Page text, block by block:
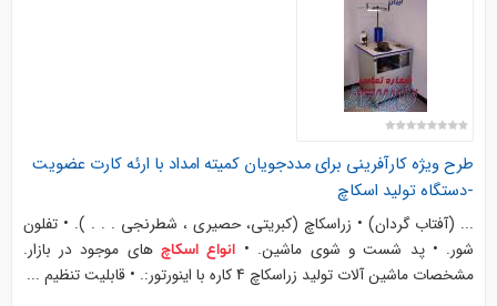
طرح ویژه کارآفرینی برای مددجویان کمیته امداد با ارئه کارت عضویت
-دستگاهتولید اسکاچ
... (آفتاب گردان) • زراسکاچ (کبریتی، حصیری ، شطرنجی . . . ). • تفلون
شور. • پد شست و شوی ماشین. • انواع اسکاچهای موجود در بازار.
مشخصات ماشین آلات تولید زراسکاچ 4 کاره با اینورتور:. • قابلیت تنظیم ...